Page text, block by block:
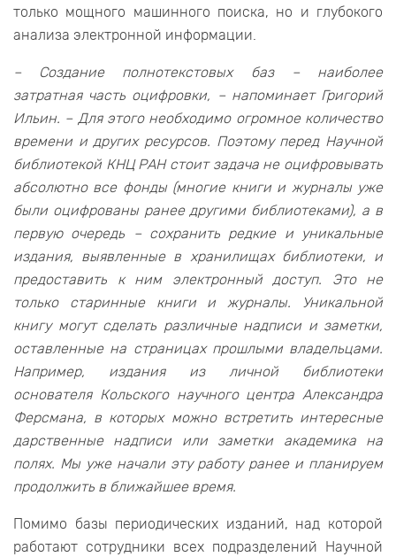
только мощного машинного поиска, но и глубокого
анализа электронной информации.
– Создание полнотекстовых баз – наиболее
затратная часть оцифровки, – напоминает Григорий
Ильин. – Для этого необходимо огромное количество
времени и других ресурсов. Поэтому перед Научной
библиотекой КНЦ РАН стоит задача не оцифровывать
абсолютно все фонды (многие книги и журналы уже
были оцифрованы ранее другими библиотеками), а в
первую очередь – сохранить редкие и уникальные
издания, выявленные в хранилищах библиотеки, и
предоставить к ним электронный доступ. Это не
только старинные книги и журналы. Уникальной
книгу могут сделать различные надписи и заметки,
оставленные на страницах прошлыми владельцами.
Например, издания из личной библиотеки
основателя Кольского научного центра Александра
Ферсмана, в которых можно встретить интересные
дарственные надписи или заметки академика на
полях. Мы уже начали эту работу ранее и планируем
продолжить в ближайшее время.
Помимо базы периодических изданий, над которой
работают сотрудники всех подразделений Научной